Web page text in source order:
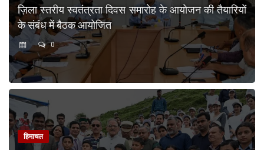
ज़िला स्तरीय स्वतंत्रता दिवस समारोह के आयोजन की तैयारियों
के संबंध में बैठक आयोजित
0
हिमाचल